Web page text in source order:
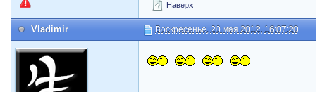
Наверх
Vladimir Воскресенье, 20 мая 2012, 16:07:20